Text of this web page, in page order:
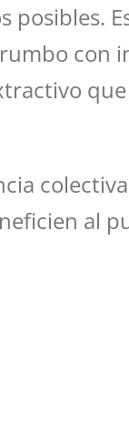
posibles.
con
colectiva
al